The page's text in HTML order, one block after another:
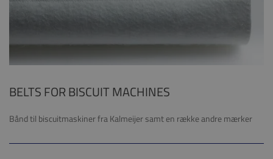
BELTS FOR BISCUIT MACHINES
Bånd til biscuitmaskiner fra Kalmeijer samt en række andre mærker